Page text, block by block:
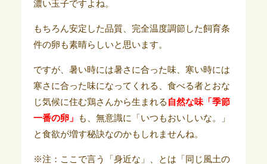
濃い玉子ですよね。
もちろん安定した品質、完全温度調節した飼育条
件の卵も素晴らしいと思います。
ですが、暑い時には暑さに合った味、寒い時には
寒さに合った味になってくれる、食べる者とおな
じ気候に住む鶏さんから生まれる 自然な味「季節
一番の卵」
も、無意識に「いつもおいしいな。」
と食欲が増す秘訣なのかもしれませんね。
※注：ここで言う「身近な」、とは「同じ風土の